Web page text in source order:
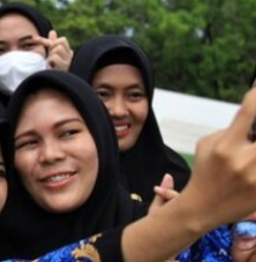
Daftar Harga Komoditas
Kabupaten Karo, Jumat 07
2026